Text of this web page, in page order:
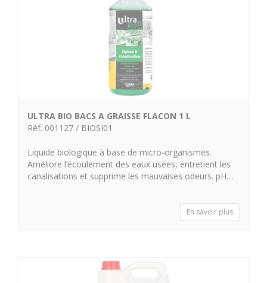
ULTRA BIO BACS A GRAISSE FLACON 1 L
Réf. 001127 / BIOSI01
Liquide biologique à base de micro-organismes.
Améliore l’écoulement des eaux usées, entretient les
canalisations et supprime les mauvaises odeurs. pH…
En savoir plus